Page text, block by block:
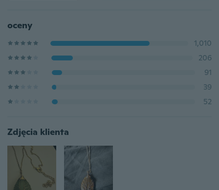
oceny
1,010
206
91
39
52
Zdjęcia klienta